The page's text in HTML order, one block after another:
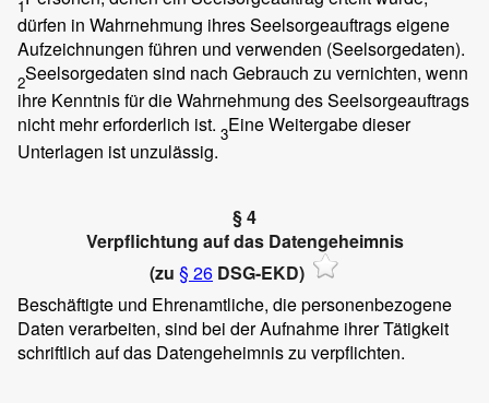
1
dürfen in Wahrnehmung ihres Seelsorgeauftrags eigene
Aufzeichnungen führen und verwenden (Seelsorgedaten).
2Seelsorgedaten sind nach Gebrauch zu vernichten, wenn
ihre Kenntnis für die Wahrnehmung des Seelsorgeauftrags
nicht mehr erforderlich ist. 3Eine Weitergabe dieser
Unterlagen ist unzulässig.
§ 4
Verpflichtung auf das Datengeheimnis
(zu § 26 DSG-EKD)
Beschäftigte und Ehrenamtliche, die personenbezogene
Daten verarbeiten, sind bei der Aufnahme ihrer Tätigkeit
schriftlich auf das Datengeheimnis zu verpflichten.